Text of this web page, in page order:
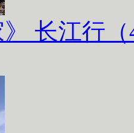
》 长江行